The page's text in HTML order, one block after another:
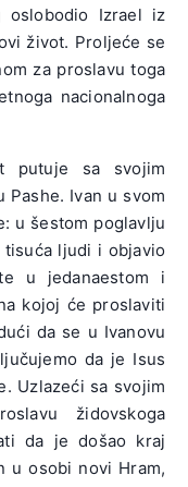
oslobodio Izrael iz
život. Proljeće se
za proslavu toga
nacionalnoga
putuje sa svojim
Pashe. Ivan u svom
u šestom poglavlju
ljudi i objavio
u jedanaestom i
kojoj će proslaviti
da se u Ivanovu
da je Isus
Uzlazeći sa svojim
židovskoga
da je došao kraj
u osobi novi Hram,